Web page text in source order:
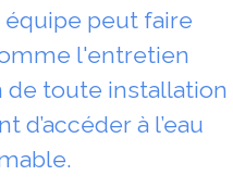
équipe peut faire
l'entretien
toute installation
à l’eau